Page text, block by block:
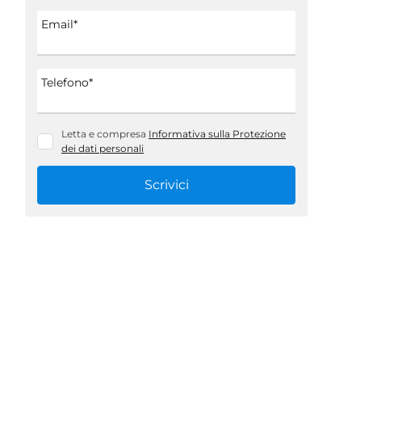
Email*
Telefono*
Letta e compresa Informativa sulla Protezione
dei dati personali
Scrivici